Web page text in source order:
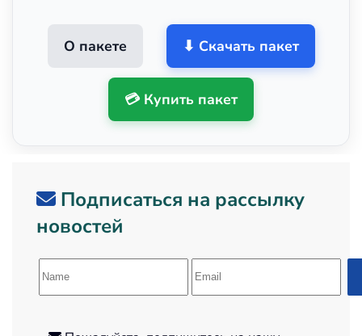
О пакете ⬇ Скачать пакет
💳 Купить пакет
Подписаться на рассылку
новостей